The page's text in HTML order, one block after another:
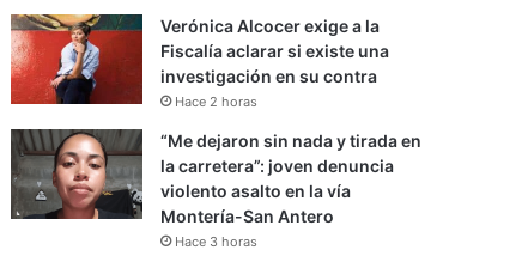
Verónica Alcocer exige a la
Fiscalía aclarar si existe una
investigación en su contra
Hace 2 horas
“Me dejaron sin nada y tirada en
la carretera”: joven denuncia
violento asalto en la vía
Montería-San Antero
Hace 3 horas